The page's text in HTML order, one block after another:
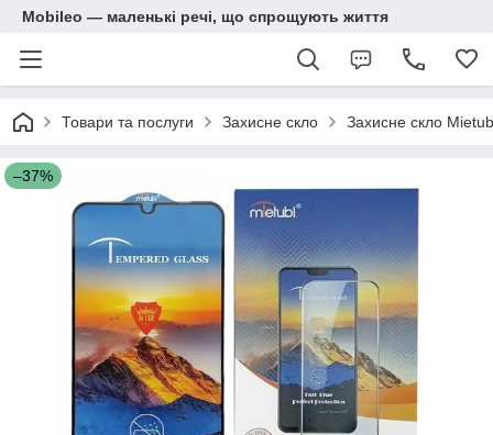
Mobileo — маленькі речі, що спрощують життя
Товари та послуги Захисне скло Захисне скло
–37%